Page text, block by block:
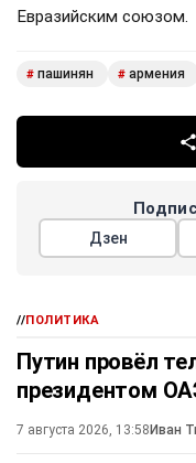
Евразийским союзом.
# пашинян # армения
Дзен
//ПОЛИТИКА
Путин провёл
президентом
7 августа 2026, 13:58 Иван